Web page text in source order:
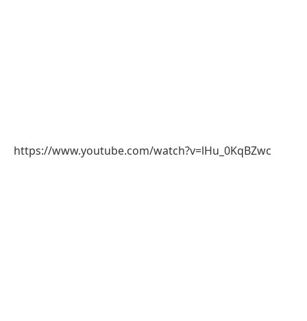
https://www.youtube.com/watch?v=lHu_0KqBZwc